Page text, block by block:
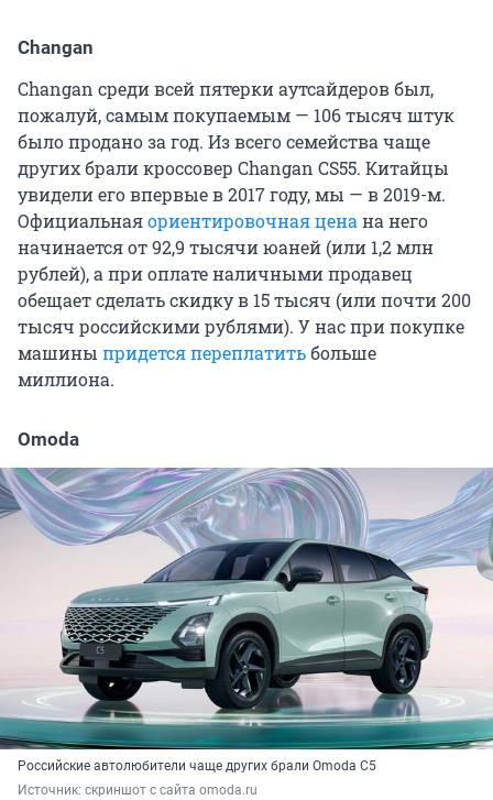
Changan
Changan среди всей пятерки аутсайдеров был,
пожалуй, самым покупаемым — 106 тысяч штук
было продано за год. Из всего семейства чаще
других брали кроссовер Changan CS55. Китайцы
увидели его впервые в 2017 году, мы — в 2019-м.
Официальнаяориентировочная ценана него
начинается от 92,9 тысячи юаней (или 1,2 млн
рублей), а при оплате наличными продавец
обещает сделать скидку в 15 тысяч (или почти 200
тысяч российскими рублями). У нас при покупке
машины придется переплатитьбольше
миллиона.
Omoda
Российские автолюбители чаще других брали Omoda C5
Источник: скриншот с сайта omoda.ru